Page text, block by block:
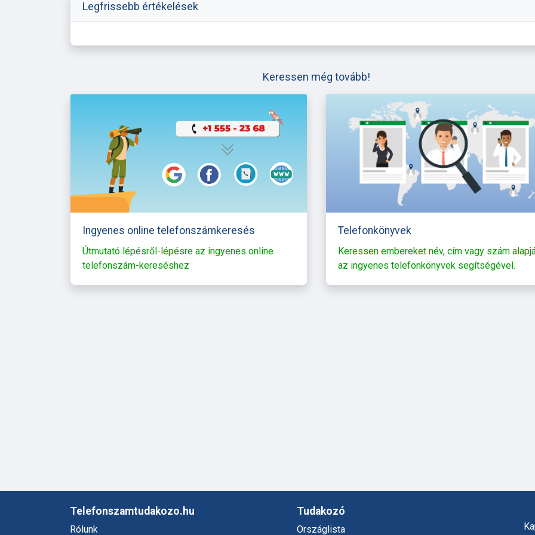
Legfrissebb értékelések
Keressen még tovább!
Ingyenes online telefonszámkeresés
Útmutató lépésről-lépésre az ingyenes online
telefonszám-kereséshez
Telefonkönyvek
Keressen embereket név, cím vagy szám
az ingyenes telefonkönyvek segítségével.
Telefonszamtudakozo.hu
Rólunk
Tudakozó
Országlista